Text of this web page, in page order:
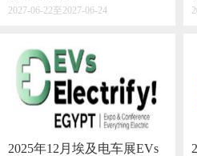
2027-06-22至2027-06-24
2025年12月埃及电车展EVs